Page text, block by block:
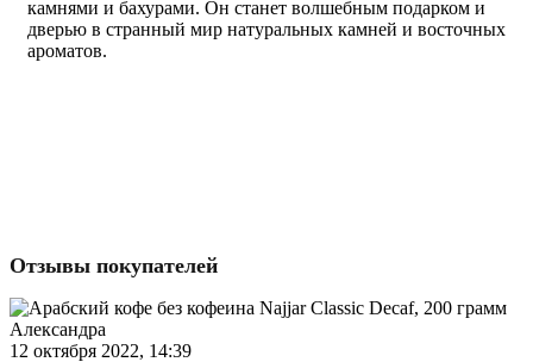
камнями и бахурами. Он станет волшебным подарком и
дверью в странный мир натуральных камней и восточных
ароматов.
Отзывы покупателей
Александра
12 октября 2022, 14:39